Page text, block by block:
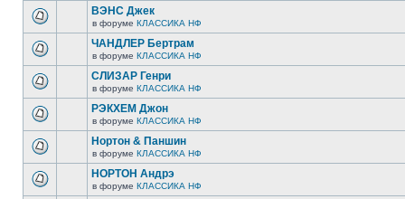
ВЭНС Джек
в форуме КЛАССИКА НФ
ЧАНДЛЕР Бертрам
в форуме КЛАССИКА НФ
СЛИЗАР Генри
в форуме КЛАССИКА НФ
РЭКХЕМ Джон
в форуме КЛАССИКА НФ
Нортон & Паншин
в форуме КЛАССИКА НФ
НОРТОН Андрэ
в форуме КЛАССИКА НФ